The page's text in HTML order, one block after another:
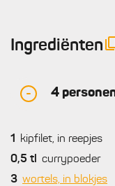
Ingrediënten
- 4
1
kipfilet, in reepjes
0,5 tl
currypoeder
3 wortels, in blokjes